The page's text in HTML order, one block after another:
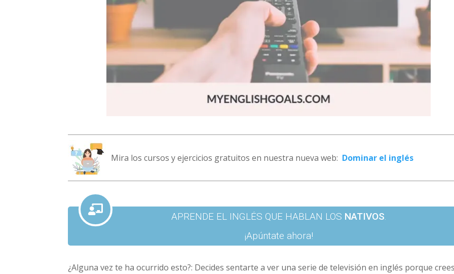
Mira los cursos y ejercicios gratuitos en nuestra nueva web: Dominar el inglés
APRENDE EL INGLÉS QUE HABLAN LOS NATIVOS.
¡Apúntate ahora!
¿Alguna vez te ha ocurrido esto?: Decides sentarte a ver una serie de televisión en inglés porque crees